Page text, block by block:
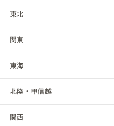
北海道
東北
青森県
岩手県
宮城県
秋田県
関東
茨城県
栃木県
群馬県
東海
岐阜県
静岡県
北陸・甲信越
新潟県
関西